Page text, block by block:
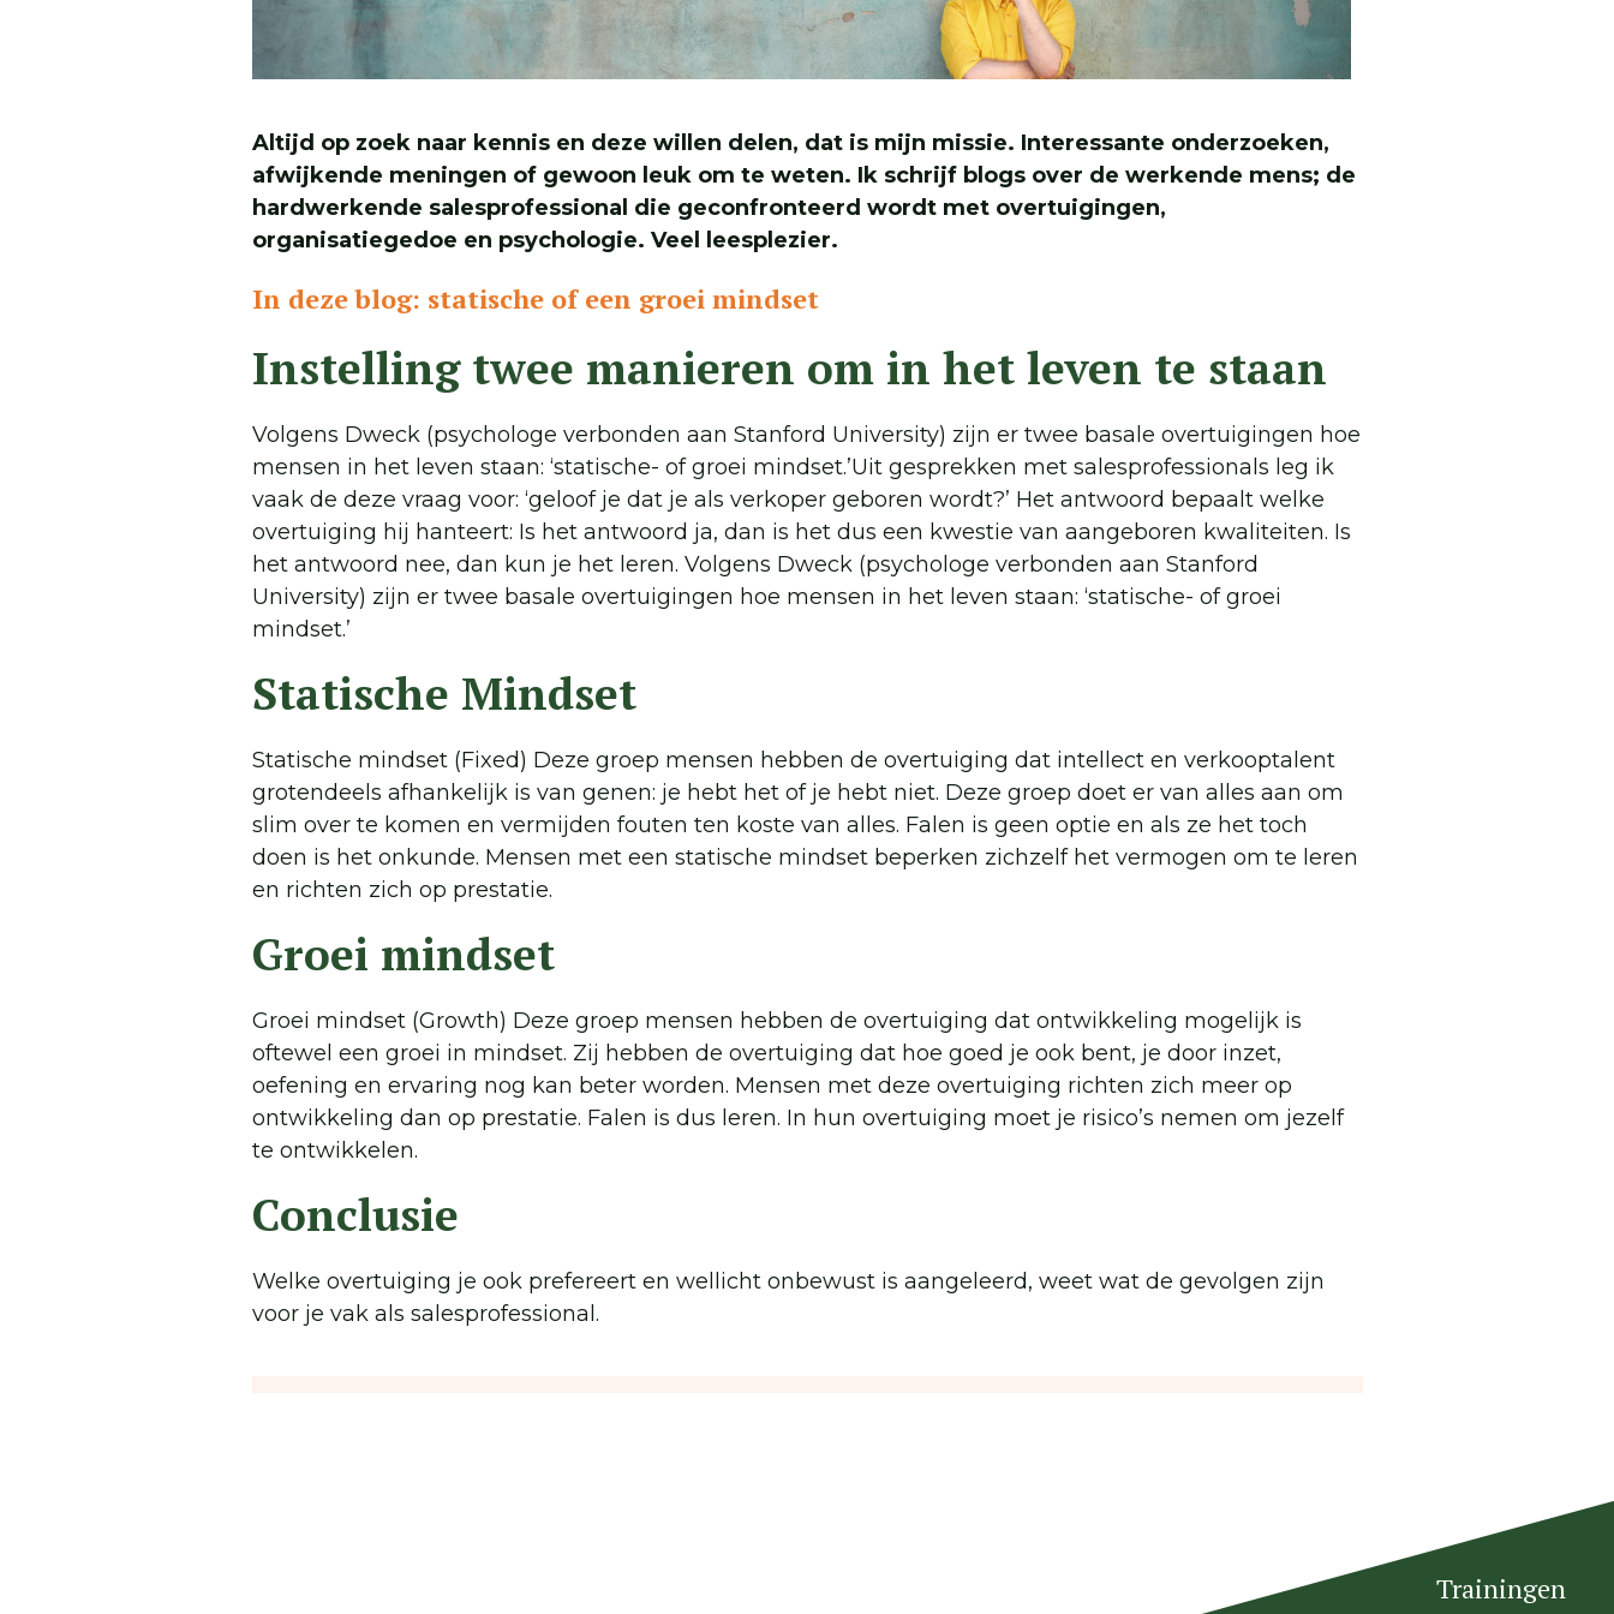
Altijd op zoek naar kennis en deze willen delen, dat is mijn missie. Interessante onderzoeken,
afwijkende meningen of gewoon leuk om te weten. Ik schrijf blogs over de werkende mens; de
hardwerkende salesprofessional die geconfronteerd wordt met overtuigingen,
organisatiegedoe en psychologie. Veel leesplezier.
In deze blog: statische of een groei mindset
Instelling twee manieren om in het leven te staan
Volgens Dweck (psychologe verbonden aan Stanford University) zijn er twee basale overtuigingen hoe
mensen in het leven staan: ‘statische- of groei mindset.’Uit gesprekken met salesprofessionals leg ik
vaak de deze vraag voor: ‘geloof je dat je als verkoper geboren wordt?’ Het antwoord bepaalt welke
overtuiging hij hanteert: Is het antwoord ja, dan is het dus een kwestie van aangeboren kwaliteiten. Is
het antwoord nee, dan kun je het leren. Volgens Dweck (psychologe verbonden aan Stanford
University) zijn er twee basale overtuigingen hoe mensen in het leven staan: ‘statische- of groei
mindset.’
Statische Mindset
Statische mindset (Fixed) Deze groep mensen hebben de overtuiging dat intellect en verkooptalent
grotendeels afhankelijk is van genen: je hebt het of je hebt niet. Deze groep doet er van alles aan om
slim over te komen en vermijden fouten ten koste van alles. Falen is geen optie en als ze het toch
doen is het onkunde. Mensen met een statische mindset beperken zichzelf het vermogen om te leren
en richten zich op prestatie.
Groei mindset
Groei mindset (Growth) Deze groep mensen hebben de overtuiging dat ontwikkeling mogelijk is
oftewel een groei in mindset. Zij hebben de overtuiging dat hoe goed je ook bent, je door inzet,
oefening en ervaring nog kan beter worden. Mensen met deze overtuiging richten zich meer op
ontwikkeling dan op prestatie. Falen is dus leren. In hun overtuiging moet je risico’s nemen om jezelf
te ontwikkelen.
Conclusie
Welke overtuiging je ook prefereert en wellicht onbewust is aangeleerd, weet wat de gevolgen zijn
voor je vak als salesprofessional.
Trainingen